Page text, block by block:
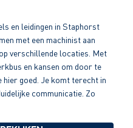
en leidingen in Staphorst
met een machinist aan
verschillende locaties. Met
en kansen om door te
goed. Je komt terecht in
communicatie. Zo